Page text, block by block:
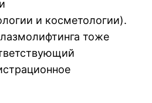
и косметологии).
тоже